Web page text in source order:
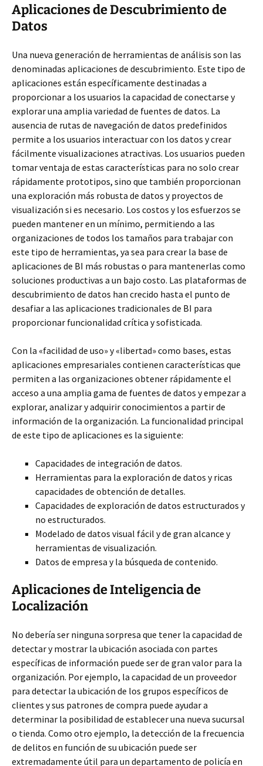
Aplicaciones de Descubrimiento de
Datos
Una nueva generación de herramientas de análisis son las
denominadas aplicaciones de descubrimiento. Este tipo de
aplicaciones están específicamente destinadas a
proporcionar a los usuarios la capacidad de conectarse y
explorar una amplia variedad de fuentes de datos. La
ausencia de rutas de navegación de datos predefinidos
permite a los usuarios interactuar con los datos y crear
fácilmente visualizaciones atractivas. Los usuarios pueden
tomar ventaja de estas características para no solo crear
rápidamente prototipos, sino que también proporcionan
una exploración más robusta de datos y proyectos de
visualización si es necesario. Los costos y los esfuerzos se
pueden mantener en un mínimo, permitiendo a las
organizaciones de todos los tamaños para trabajar con
este tipo de herramientas, ya sea para crear la base de
aplicaciones de BI más robustas o para mantenerlas como
soluciones productivas a un bajo costo. Las plataformas de
descubrimiento de datos han crecido hasta el punto de
desafiar a las aplicaciones tradicionales de BI para
proporcionar funcionalidad crítica y sofisticada.
Con la «facilidad de uso» y «libertad» como bases, estas
aplicaciones empresariales contienen características que
permiten a las organizaciones obtener rápidamente el
acceso a una amplia gama de fuentes de datos y empezar a
explorar, analizar y adquirir conocimientos a partir de
información de la organización. La funcionalidad principal
de este tipo de aplicaciones es la siguiente:
Capacidades de integración de datos.
Herramientas para la exploración de datos y ricas
capacidades de obtención de detalles.
Capacidades de exploración de datos estructurados y
no estructurados.
Modelado de datos visual fácil y de gran alcance y
herramientas de visualización.
Datos de empresa y la búsqueda de contenido.
Aplicaciones de Inteligencia de
Localización
No debería ser ninguna sorpresa que tener la capacidad de
detectar y mostrar la ubicación asociada con partes
específicas de información puede ser de gran valor para la
organización. Por ejemplo, la capacidad de un proveedor
para detectar la ubicación de los grupos específicos de
clientes y sus patrones de compra puede ayudar a
determinar la posibilidad de establecer una nueva sucursal
o tienda. Como otro ejemplo, la detección de la frecuencia
de delitos en función de su ubicación puede ser
extremadamente útil para un departamento de policía en